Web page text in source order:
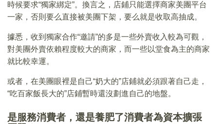
時候要求“獨家綁定”。換言之，店鋪只能選擇商家美團平台
一家，否則要么直接被美團下架，要么就是收取高抽成。
據悉，收到獨家合作“邀請”的多是一些外賣收入較為可觀，
對美團外賣依賴程度較大的商家，而一些以堂食為主的商家
就比較幸運。
或者，在美團眼裡是自己“奶大的”店鋪就必須跟著自己走，
“吃百家飯長大的”店鋪暫時還沒劃進自己的地盤。
是服務消費者，還是養肥了消費者為資本擴張